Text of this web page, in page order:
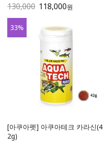
130,000 118,000원
33%
[아쿠아펫] 아쿠아테크 카라신(4
2g)